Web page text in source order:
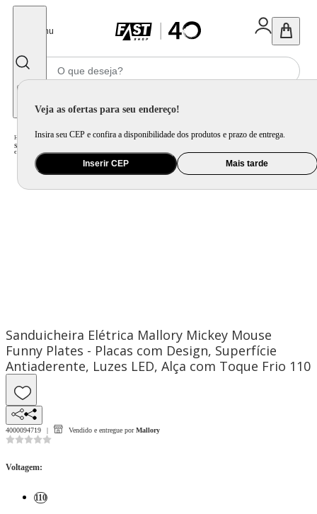
Menu
Veja as ofertas para seu endereço!
Insira seu CEP e confira a disponibilidade dos produtos e prazo de entrega.
Inserir CEP Mais tarde
Home Eletroportátil / Preparo de Alimento / Sanduicheira /
Sanduicheira Elétrica Mallory Mickey Mouse Funny Plates - Placas com Design, Superfície Antiaderente, Luzes LED, Alça
com Toque Frio
Sanduicheira Elétrica Mallory Mickey Mouse
Funny Plates - Placas com Design, Superfície
Antiaderente, Luzes LED, Alça com Toque Frio 110
4000094719 Vendido e entregue por Mallory
Voltagem:
110